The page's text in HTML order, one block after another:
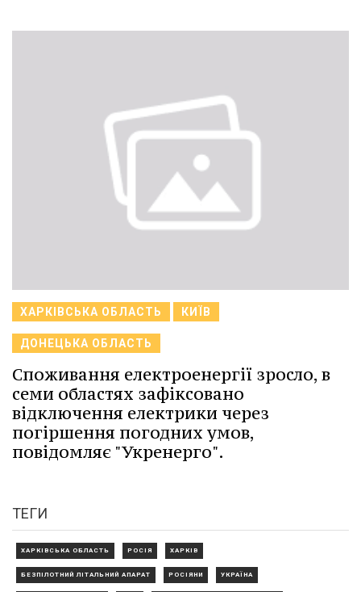
ХАРКІВСЬКА ОБЛАСТЬ КИЇВ
ДОНЕЦЬКА ОБЛАСТЬ
Споживання електроенергії зросло, в
семи областях зафіксовано
відключення електрики через
погіршення погодних умов,
повідомляє "Укренерго".
ТЕГИ
ХАРКІВСЬКА ОБЛАСТЬ РОСІЯ ХАРКІВ
БЕЗПІЛОТНИЙ ЛІТАЛЬНИЙ АПАРАТ РОСІЯНИ УКРАЇНА